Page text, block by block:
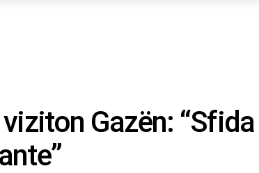
Gazën: “Sfida